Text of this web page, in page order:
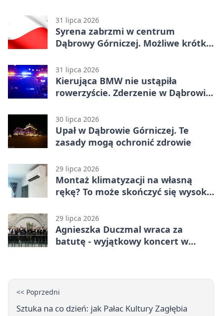
31 lipca 2026
Syrena zabrzmi w centrum
Dąbrowy Górniczej. Możliwe krótkie
31 lipca 2026
Kierująca BMW nie ustąpiła
rowerzyście. Zderzenie w Dąbrowie
30 lipca 2026
Upał w Dąbrowie Górniczej. Te
zasady mogą ochronić zdrowie
29 lipca 2026
Montaż klimatyzacji na własną
rękę? To może skończyć się wysoką
29 lipca 2026
Agnieszka Duczmal wraca za
batutę - wyjątkowy koncert w
<< Poprzedni
Sztuka na co dzień: jak Pałac Kultury Zagłębia